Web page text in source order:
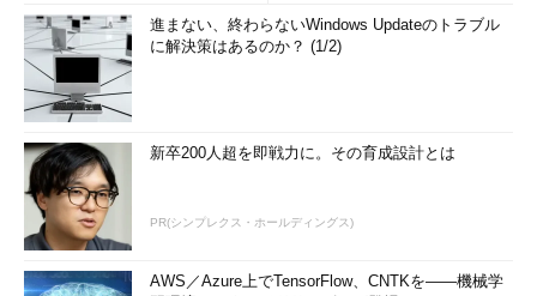
進まない、終わらないWindows Updateのトラブル
に解決策はあるのか？ (1/2)
新卒200人超を即戦力に。その育成設計とは
PR(シンプレクス・ホールディングス)
AWS／Azure上でTensorFlow、CNTKを――機械学